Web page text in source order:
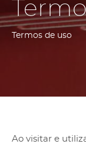
Termos de uso
Ao visitar e